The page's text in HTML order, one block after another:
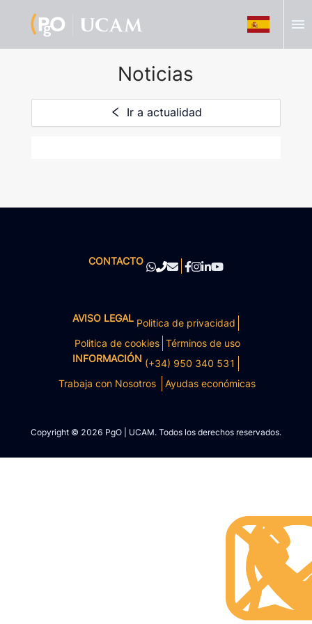
menu
Noticias
Ir a actualidad
CONTACTO
AVISO LEGAL Politica de privacidad
Politica de cookies Términos de uso
INFORMACIÓN (+34) 950 340 531
Trabaja con Nosotros
Ayudas económicas
Copyright © 2026 PgO | UCAM. Todos los derechos reservados.